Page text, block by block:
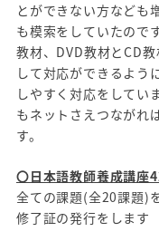
とができない方なども
も模索をしていたので
教材、DVD教材とCD
して対応ができるよう
しやすく対応をしてい
もネットさえつながれ
す。
〇日本語教師養成講座
全ての課題(全20課題)
修了証の発行をします